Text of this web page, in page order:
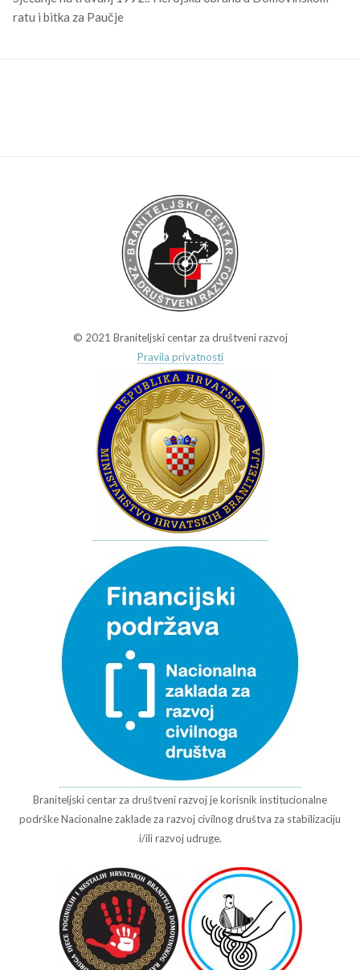
ratu i bitka za Paučje
© 2021 Braniteljski centar za društveni razvoj
Pravila privatnosti
Braniteljski centar za društveni razvoj je korisnik institucionalne
podrške Nacionalne zaklade za razvoj civilnog društva za stabilizaciju
i/ili razvoj udruge.